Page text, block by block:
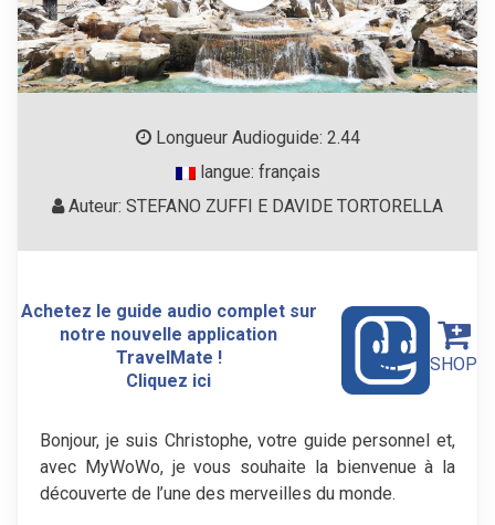
Longueur Audioguide: 2.44
langue: français
Auteur: STEFANO ZUFFI E DAVIDE TORTORELLA
Achetez le guide audio complet sur
notre nouvelle application
TravelMate !
Cliquez ici
SHOP
Bonjour, je suis Christophe, votre guide personnel et,
avec MyWoWo, je vous souhaite la bienvenue à la
découverte de l’une des merveilles du monde.